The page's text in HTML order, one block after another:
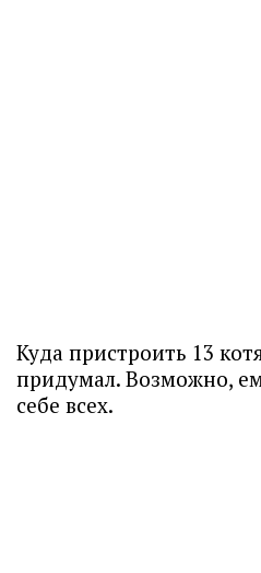
Куда пристроить 13
придумал. Возможно,
себе всех.